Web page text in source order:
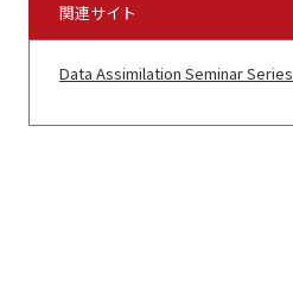
関連サイト
Data Assimilation Seminar Series